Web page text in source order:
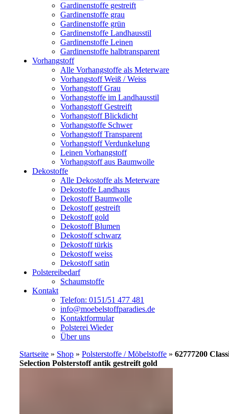
Gardinenstoffe gestreift
Gardinenstoffe grau
Gardinenstoffe grün
Gardinenstoffe Landhausstil
Gardinenstoffe Leinen
Gardinenstoffe halbtransparent
Vorhangstoff
Alle Vorhangstoffe als Meterware
Vorhangstoff Weiß / Weiss
Vorhangstoff Grau
Vorhangstoffe im Landhausstil
Vorhangstoff Gestreift
Vorhangstoff Blickdicht
Vorhangstoffe Schwer
Vorhangstoff Transparent
Vorhangstoff Verdunkelung
Leinen Vorhangstoff
Vorhangstoff aus Baumwolle
Dekostoffe
Alle Dekostoffe als Meterware
Dekostoffe Landhaus
Dekostoff Baumwolle
Dekostoff gestreift
Dekostoff gold
Dekostoff Blumen
Dekostoff schwarz
Dekostoff türkis
Dekostoff weiss
Dekostoff satin
Polstereibedarf
Schaumstoffe
Kontakt
Telefon: 0151/51 477 481
info@moebelstoffparadies.de
Kontaktformular
Polsterei Wieder
Über uns
Startseite » Shop » Polsterstoffe / Möbelstoffe » 62777200
Selection Polsterstoff antik gestreift gold